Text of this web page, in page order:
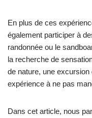
En plus de ces
également participer à
randonnée ou le
la recherche de
de nature, une
expérience à ne pas
Dans cet article, nous